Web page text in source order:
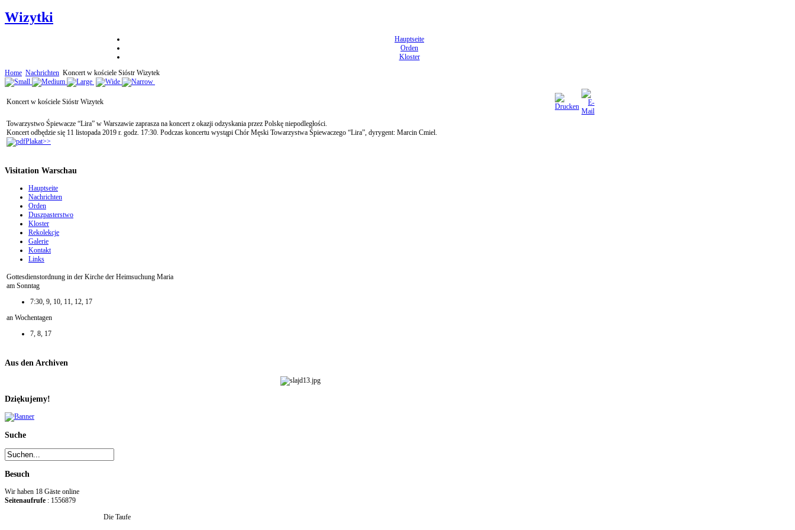
Wizytki
Hauptseite
Orden
Kloster
Home Nachrichten Koncert w kościele Sióstr Wizytek
Koncert w kościele Sióstr Wizytek
Towarzystwo Śpiewacze “Lira” w Warszawie zaprasza na koncert z okazji odzyskania przez Polskę niepodległości.
Koncert odbędzie się 11 listopada 2019 r. godz. 17:30. Podczas koncertu wystąpi Chór Męski Towarzystwa Śpiewaczego “Lira”, dyrygent: Marcin Cmiel.
Plakat>>
Visitation Warschau
Hauptseite
Nachrichten
Orden
Duszpasterstwo
Kloster
Rekolekcje
Galerie
Kontakt
Links
Gottesdienstordnung in der Kirche der Heimsuchung Maria
am Sonntag
7:30, 9, 10, 11, 12, 17
an Wochentagen
7, 8, 17
Aus den Archiven
Dziękujemy!
Suche
Besuch
Wir haben 18 Gäste online
Seitenaufrufe : 1556879
Die Taufe